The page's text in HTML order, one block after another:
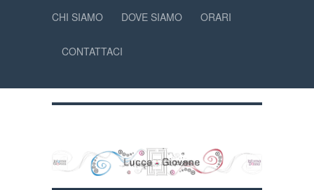
CHI SIAMO DOVE SIAMO ORARI
CONTATTACI